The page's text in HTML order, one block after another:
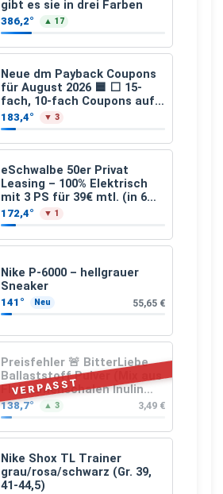
gibt es sie in drei Farben
386,2° ▲ 17
Neue dm Payback Coupons
für August 2026 🟦 ⬜ 15-
fach, 10-fach Coupons auf
den gesamten Einkauf ab 2
€
183,4° ▼ 3
eSchwalbe 50er Privat
Leasing – 100% Elektrisch
mit 3 PS für 39€ mtl. (in 6
schicken Farben LF: 0.43, 36
Monate, Bereitstellung:
159,00 €, 2.500 km/Jahr)
172,4° ▼ 1
Nike P-6000 – hellgrauer
Sneaker
141° Neu 55,65 €
VERPASST
Preisfehler 🚨 BitterLiebe
Ballaststoff Pulver (Mix aus
Flohsamenschalen Inulin
(Präbiotika) Leinsamen &
Apfelfaser)
138,7° ▲ 3 3,49 €
Nike Shox TL Trainer
grau/rosa/schwarz (Gr. 39,
41-44,5)